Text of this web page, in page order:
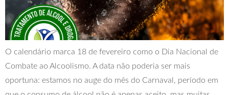
O calendário marca 18 de fevereiro como o Dia Nacional de
Combate ao Alcoolismo. A data não poderia ser mais
oportuna: estamos no auge do mês do Carnaval, período em